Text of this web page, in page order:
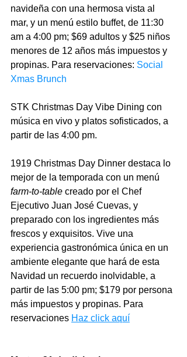
navideña con una hermosa vista al
mar, y un menú estilo buffet, de 11:30
am a 4:00 pm; $69 adultos y $25 niños
menores de 12 años más impuestos y
propinas. Para reservaciones: Social
Xmas Brunch
STK Christmas Day Vibe Dining con
música en vivo y platos sofisticados, a
partir de las 4:00 pm.
1919 Christmas Day Dinner destaca lo
mejor de la temporada con un menú
farm-to-table creado por el Chef
Ejecutivo Juan José Cuevas, y
preparado con los ingredientes más
frescos y exquisitos. Vive una
experiencia gastronómica única en un
ambiente elegante que hará de esta
Navidad un recuerdo inolvidable, a
partir de las 5:00 pm; $179 por persona
más impuestos y propinas. Para
reservaciones Haz click aquí